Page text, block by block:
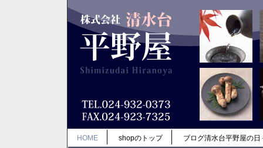
HOME shopのトップ ブログ清水台平野屋の日